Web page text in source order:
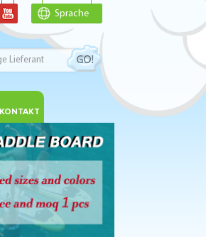
Sprache
KONTAKT